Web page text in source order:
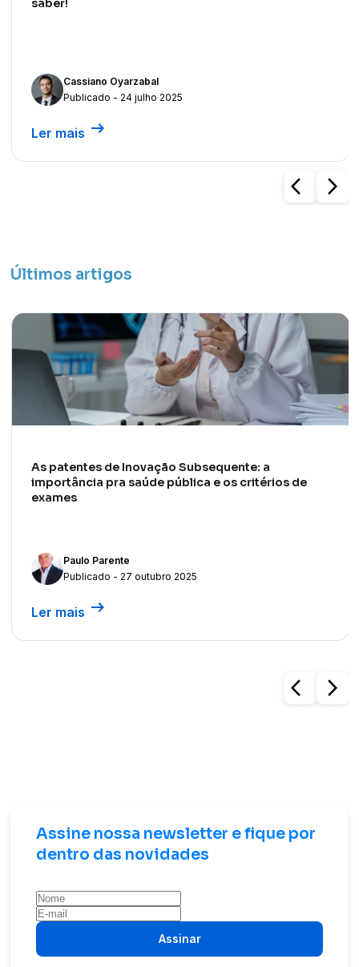
saber!
Cassiano Oyarzabal
Publicado - 24 julho 2025
Ler mais arrow_right_alt
arrow_back_ios arrow_forward_ios
Últimos artigos
As patentes de Inovação Subsequente: a
importância pra saúde pública e os critérios de
exames
Paulo Parente
Publicado - 27 outubro 2025
Ler mais arrow_right_alt
arrow_back_ios arrow_forward_ios
Assine nossa newsletter e fique por
dentro das novidades
Assinar